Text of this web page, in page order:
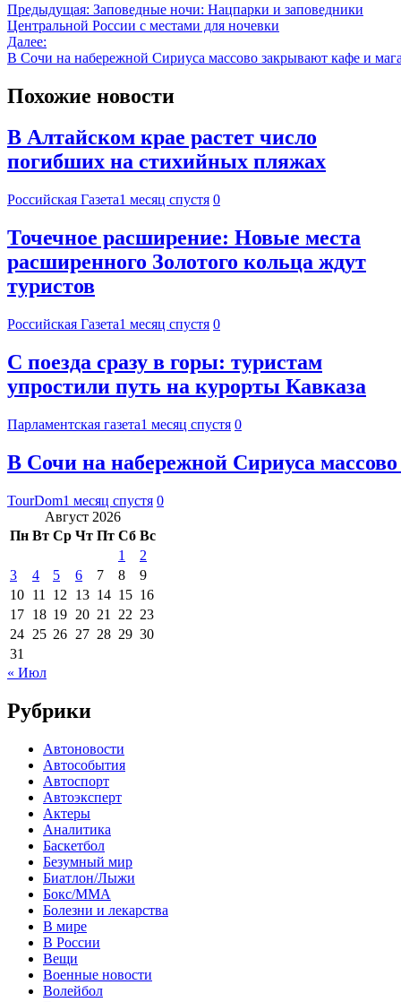
Предыдущая: Заповедные ночи: Нацпарки и заповедники
Центральной России с местами для ночевки
Далее:
В Сочи на набережной Сириуса массово закрывают кафе и
Похожие новости
В Алтайском крае растет число
погибших на стихийных пляжах
Российская Газета1 месяц спустя 0
Точечное расширение: Новые места
расширенного Золотого кольца ждут
туристов
Российская Газета1 месяц спустя 0
С поезда сразу в горы: туристам
упростили путь на курорты Кавказа
Парламентская газета1 месяц спустя 0
В Сочи на набережной Сириуса
TourDom1 месяц спустя 0
Август 2026
Пн Вт Ср Чт Пт Сб Вс
1
2
3
4 5 6 7 8
9
10 11 12 13 14 15 16
17 18 19 20 21 22 23
24 25 26 27 28 29 30
31
« Июл
Рубрики
Автоновости
Автособытия
Автоспорт
Автоэксперт
Актеры
Аналитика
Баскетбол
Безумный мир
Биатлон/Лыжи
Бокс/MMA
Болезни и лекарства
В мире
В России
Вещи
Военные новости
Волейбол